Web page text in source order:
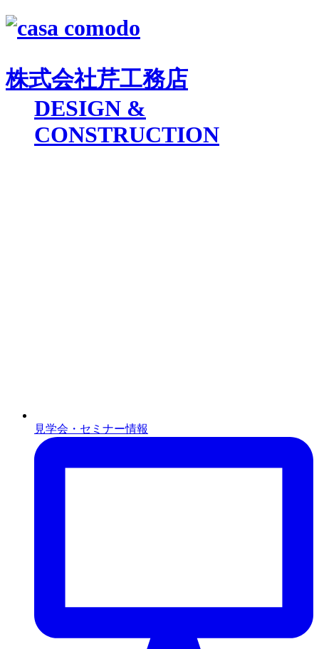
株式会社芹工務店
DESIGN &
CONSTRUCTION
見学会・セミナー情報